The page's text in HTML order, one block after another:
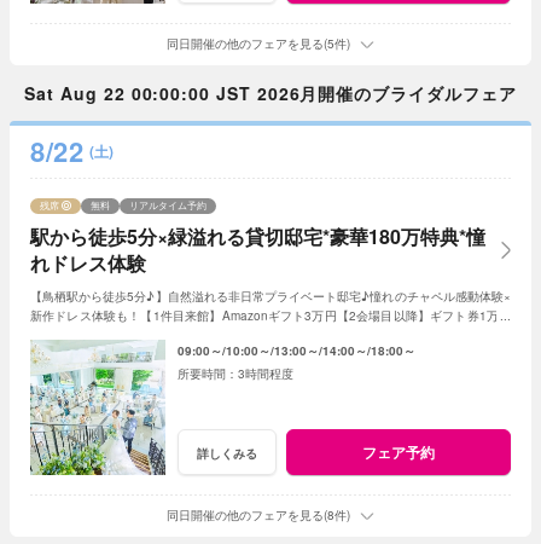
同日開催の他のフェアを見る(5件)
Sat Aug 22 00:00:00 JST 2026月開催のブライダルフェア
8/22 (土)
駅から徒歩5分×緑溢れる貸切邸宅*豪華180万特典*憧
れドレス体験
残席 無料 リアルタイム予約
【鳥栖駅から徒歩5分♪】自然溢れる非日常プライベート邸宅♪憧れのチャペル感動体験×
新作ドレス体験も！【1件目来館】Amazonギフト3万円【2会場目以降】ギフト券1万円
09:00～ 10:00～ 13:00～ 14:00～ 18:00～
3時間程度
詳しくみる フェア予約
同日開催の他のフェアを見る(8件)